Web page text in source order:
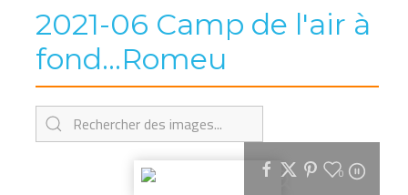
2021-06 Camp de l'air à
fond...Romeu
0